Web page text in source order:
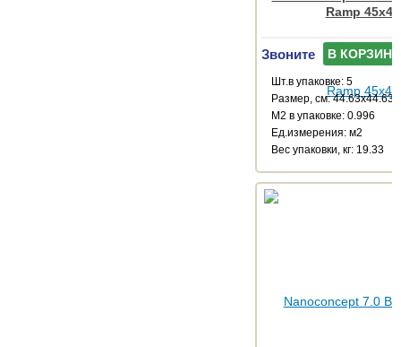
Ramp 45x45
Звоните В КОРЗИНУ
Шт.в упаковке: 5
Размер, см: 44.63x44.63
М2 в упаковке: 0.996
Ед.измерения: м2
Веc упаковки, кг: 19.33